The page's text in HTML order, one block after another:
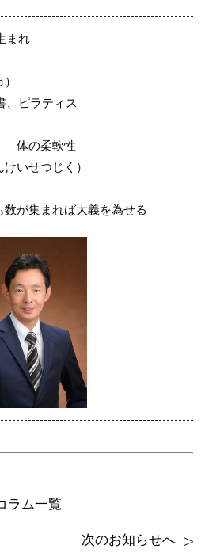
まれ
、ピラティス
体の柔軟性
いせつじく）
が集まれば大義を為せる
ラム一覧
次のお知らせへ